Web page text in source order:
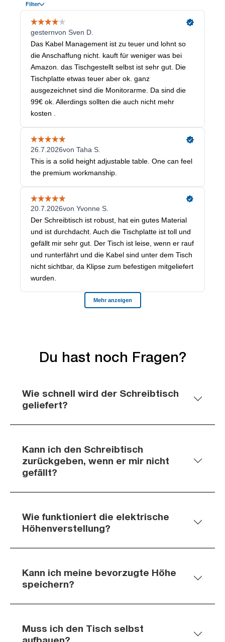
Du hast noch Fragen?
Wie schnell wird der Schreibtisch
geliefert?
Kann ich den Schreibtisch
zurückgeben, wenn er mir nicht
gefällt?
Wie funktioniert die elektrische
Höhenverstellung?
Kann ich meine bevorzugte Höhe
speichern?
Muss ich den Tisch selbst